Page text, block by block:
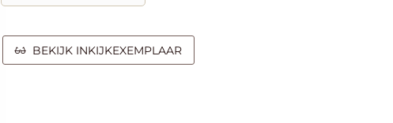
BEKIJK INKIJKEXEMPLAAR